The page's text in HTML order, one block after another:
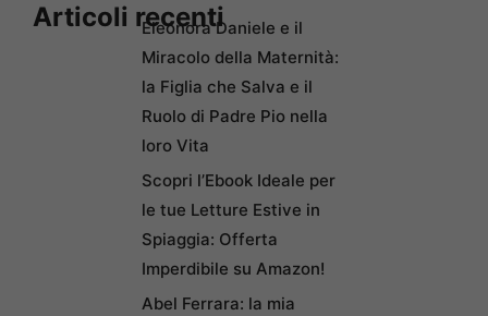
Articoli recentiEleonora Daniele e il
Miracolo della Maternità:
la Figlia che Salva e il
Ruolo di Padre Pio nella
loro Vita
Scopri l’Ebook Ideale per
le tue Letture Estive in
Spiaggia: Offerta
Imperdibile su Amazon!
Abel Ferrara: la mia